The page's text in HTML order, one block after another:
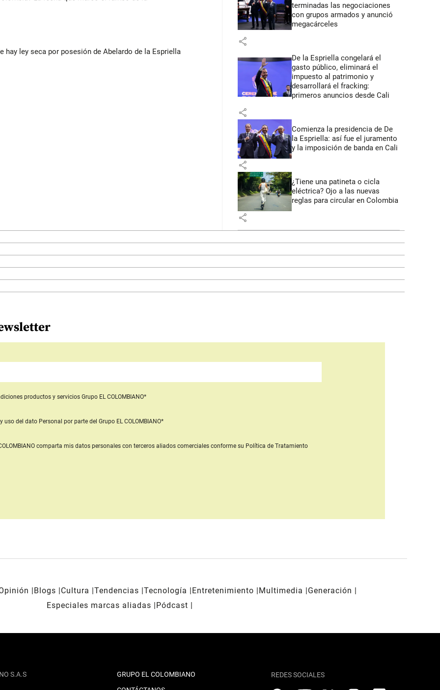
hay ley seca por posesión de Abelardo de la Espriella
terminadas las negociaciones
con grupos armados y anunció
megacárceles
share
De la Espriella congelará el
gasto público, eliminará el
impuesto al patrimonio y
desarrollará el fracking:
primeros anuncios desde Cali
share
Comienza la presidencia de De
la Espriella: así fue el juramento
y la imposición de banda en Cali
share
¿Tiene una patineta o cicla
eléctrica? Ojo a las nuevas
reglas para circular en Colombia
share
productos y servicios Grupo EL COLOMBIANO*
uso del dato Personal por parte del Grupo EL COLOMBIANO*
comparta mis datos personales con terceros aliados comercialesconforme su Política de Tratamiento
Blogs Cultura Tendencias Tecnología Entretenimiento Multimedia
Generación
Especiales marcas aliadas
Pódcast
S.A.S
GRUPO EL COLOMBIANO
REDES SOCIALES